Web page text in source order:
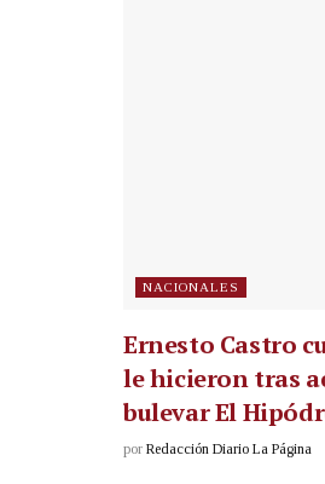
NACIONALES
Ernesto Castro
le hicieron tras
bulevar El
por Redacción Diario La Página